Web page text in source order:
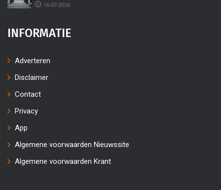
16-07-2026
INFORMATIE
Adverteren
Disclaimer
Contact
Privacy
App
Algemene voorwaarden Nieuwssite
Algemene voorwaarden Krant